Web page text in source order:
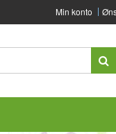
Min konto